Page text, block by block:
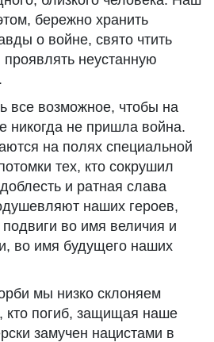
бережно хранить
о войне, свято чтить
неустанную
все возможное, чтобы на
никогда не пришла война.
на полях специальной
тех, кто сокрушил
и ратная слава
наших героев,
во имя величия и
во имя будущего наших
мы низко склоняем
кто погиб, защищая наше
замучен нацистами в